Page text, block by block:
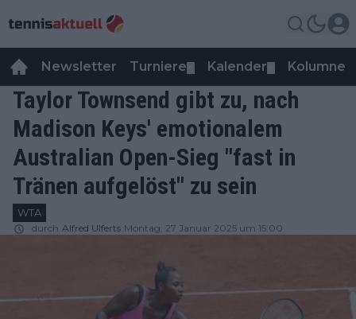
Newsletter Turniere Kalender Kolumnen
Taylor Townsend gibt zu, nach
Madison Keys' emotionalem
Australian Open-Sieg "fast in
Tränen aufgelöst" zu sein
WTA
durch Alfred Ulferts Montag, 27 Januar 2025 um 15:00